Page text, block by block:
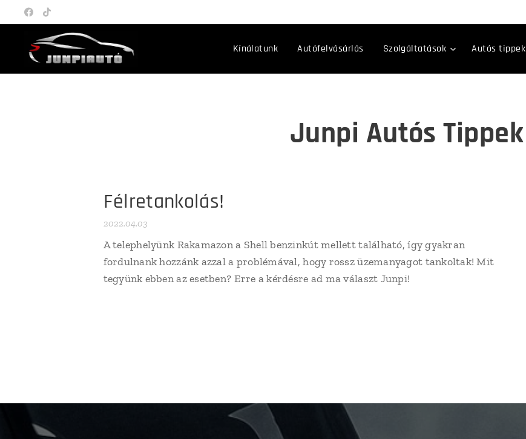
Kínálatunk Autófelvásárlás Szolgáltatások Autós tippek
Junpi Autós Tippek
Félretankolás!
2022.04.03
A telephelyünk Rakamazon a Shell benzinkút mellett található, így gyakran
fordulnank hozzánk azzal a problémával, hogy rossz üzemanyagot tankoltak! Mit
tegyünk ebben az esetben? Erre a kérdésre ad ma választ Junpi!